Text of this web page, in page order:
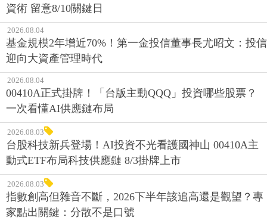
資術 留意8/10關鍵日
2026.08.04
基金規模2年增近70%！第一金投信董事長尤昭文：投信
迎向大資產管理時代
2026.08.04
00410A正式掛牌！「台版主動QQQ」投資哪些股票？
一次看懂AI供應鏈布局
2026.08.03
台股科技新兵登場！AI投資不光看護國神山 00410A主
動式ETF布局科技供應鏈 8/3掛牌上市
2026.08.03
指數創高但雜音不斷，2026下半年該追高還是觀望？專
家點出關鍵：分散不是口號